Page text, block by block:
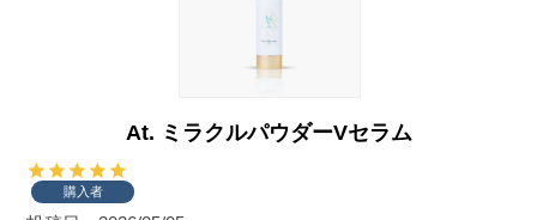
At. ミラクルパウダーVセラム
購入者